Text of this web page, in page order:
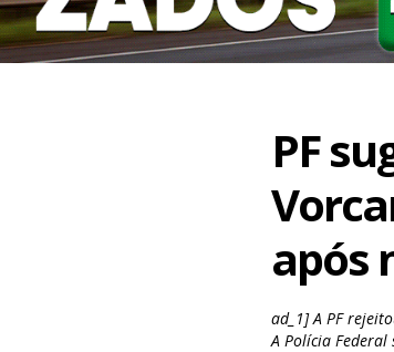
PF
após
ad_1] A PF
A Polícia